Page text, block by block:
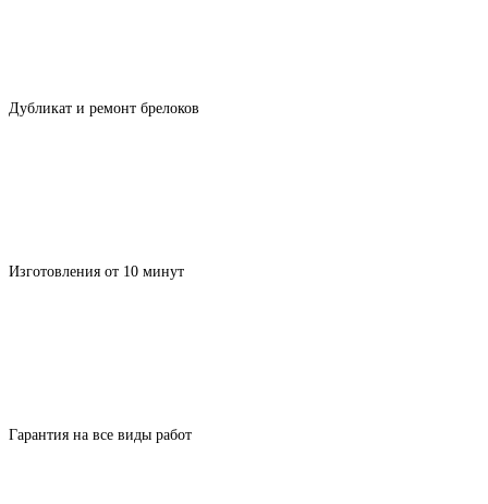
Дубликат и ремонт брелоков
Изготовления от 10 минут
Гарантия на все виды работ